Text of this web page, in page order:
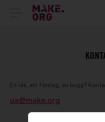
GÅ
En idé, ett förslag, en bugg?
ua@make.org